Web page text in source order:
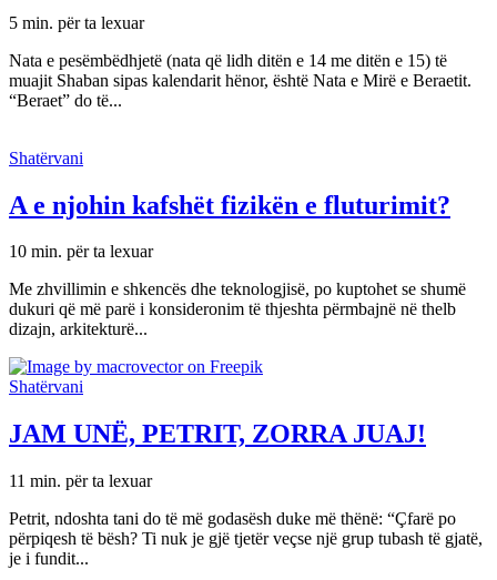
5 min. për ta lexuar
Nata e pesëmbëdhjetë (nata që lidh ditën e 14 me ditën e 15) të
muajit Shaban sipas kalendarit hënor, është Nata e Mirë e Beraetit.
“Beraet” do të...
Shatërvani
A e njohin kafshët fizikën e fluturimit?
10 min. për ta lexuar
Me zhvillimin e shkencës dhe teknologjisë, po kuptohet se shumë
dukuri që më parë i konsideronim të thjeshta përmbajnë në thelb
dizajn, arkitekturë...
Shatërvani
JAM UNË, PETRIT, ZORRA JUAJ!
11 min. për ta lexuar
Petrit, ndoshta tani do të më godasësh duke më thënë: “Çfarë po
përpiqesh të bësh? Ti nuk je gjë tjetër veçse një grup tubash të gjatë,
je i fundit...